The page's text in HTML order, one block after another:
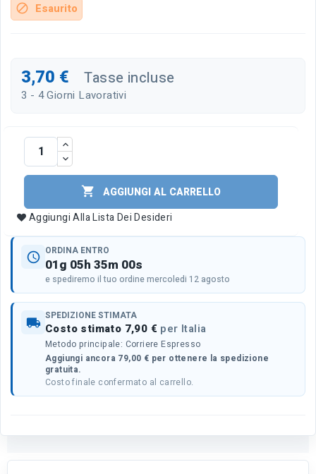
block Esaurito
3,70 € Tasse incluse
3 - 4 Giorni Lavorativi

AGGIUNGI AL CARRELLO
Aggiungi Alla Lista Dei Desideri
schedule ORDINA ENTRO
01g 05h 35m 00s
e spediremo il tuo ordine mercoledi 12 agosto
local_shipping SPEDIZIONE STIMATA
Costo stimato 7,90 € per Italia
Metodo principale: Corriere Espresso
Aggiungi ancora 79,00 € per ottenere la spedizione
gratuita.
Costo finale confermato al carrello.